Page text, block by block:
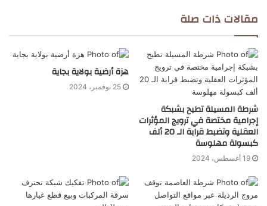
مقالات ذات صلة
شرطة المسيلة تطيح بشبكة
إجرامية مختصة في ترويج المؤثرات
العقلية وتضبط قرابة الـ 20 ألف
كبسولة مهلوسة
19 أغسطس، 2024
هزة أرضية بولاية بجاية
25 نوفمبر، 2024